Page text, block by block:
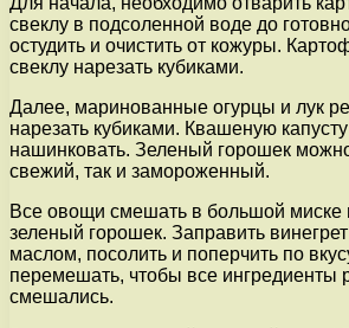
свеклу в подсоленной воде до
остудить и очистить от кожуры.
свеклу нарезать кубиками.
Далее, маринованные огурцы и лук
нарезать кубиками. Квашеную
нашинковать. Зеленый горошек
свежий, так и замороженный.
Все овощи смешать в большой миске
зеленый горошек. Заправить
маслом, посолить и поперчить по
перемешать, чтобы все ингредиенты
смешались.